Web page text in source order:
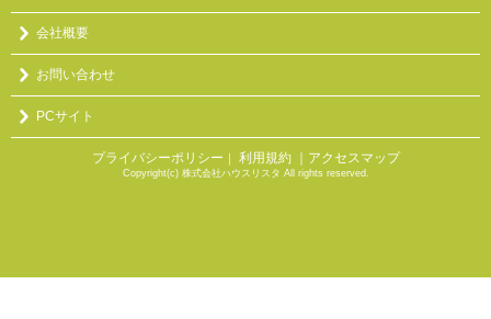
会社概要
お問い合わせ
PCサイト
プライバシーポリシー ｜ 利用規約 ｜アクセスマップ
Copyright(c) 株式会社ハウスリスタ All rights reserved.